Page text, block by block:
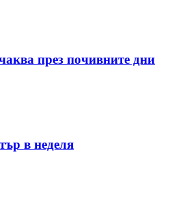
през почивните дни
в неделя